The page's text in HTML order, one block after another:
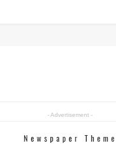
- Advertisement -